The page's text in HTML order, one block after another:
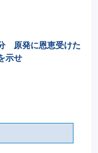
原発に恩恵受けた
示せ